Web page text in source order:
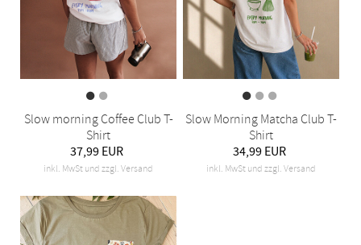
Slow morning Coffee Club T-
Shirt
37,99 EUR
inkl. MwSt und zzgl. Versand
Slow Morning Matcha Club T-
Shirt
34,99 EUR
inkl. MwSt und zzgl. Versand